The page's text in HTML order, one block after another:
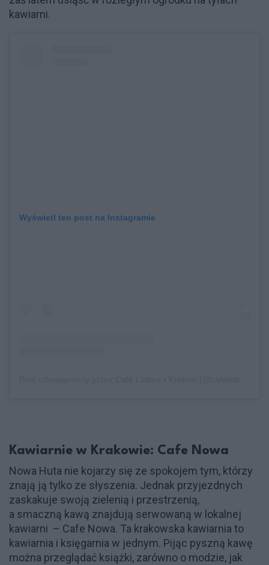
kawiarni.
Wyświetl ten post na Instagramie
Kawiarnie w Krakowie: Cafe Nowa
Nowa Huta nie kojarzy się ze spokojem tym, którzy
znają ją tylko ze słyszenia. Jednak przyjezdnych
zaskakuje swoją zielenią i przestrzenią,
a smaczną kawą znajdują serwowaną w lokalnej
kawiarni – Cafe Nowa. Ta krakowska kawiarnia to
kawiarnia i księgarnia w jednym. Pijąc pyszną kawę
można przeglądać książki, zarówno o modzie, jak